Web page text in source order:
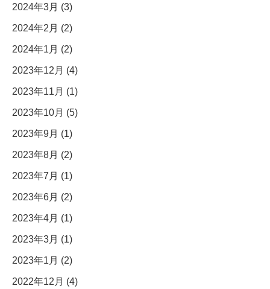
2024年3月 (3)
2024年2月 (2)
2024年1月 (2)
2023年12月 (4)
2023年11月 (1)
2023年10月 (5)
2023年9月 (1)
2023年8月 (2)
2023年7月 (1)
2023年6月 (2)
2023年4月 (1)
2023年3月 (1)
2023年1月 (2)
2022年12月 (4)